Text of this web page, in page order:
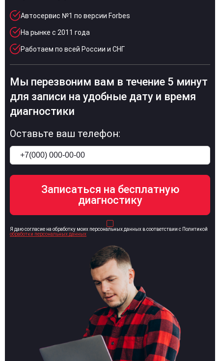
Автосервис №1 по версии Forbes
На рынке с 2011 года
Работаем по всей России и СНГ
Мы перезвоним вам в течение 5 минут
для записи на удобные дату и время
диагностики
Оставьте ваш телефон:
Я даю согласие на обработку моих персональных данных в соответствии с Политикой
обработки персональных данных